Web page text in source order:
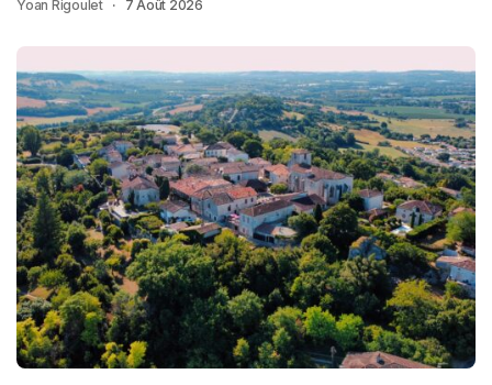
Yoan Rigoulet 7 Août 2026